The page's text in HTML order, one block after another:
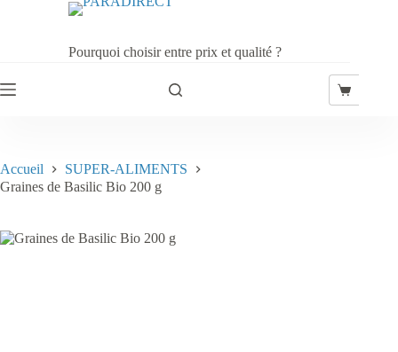
Pourquoi choisir entre prix et qualité ?
Panier
Accueil
SUPER-ALIMENTS
Graines de Basilic Bio 200 g